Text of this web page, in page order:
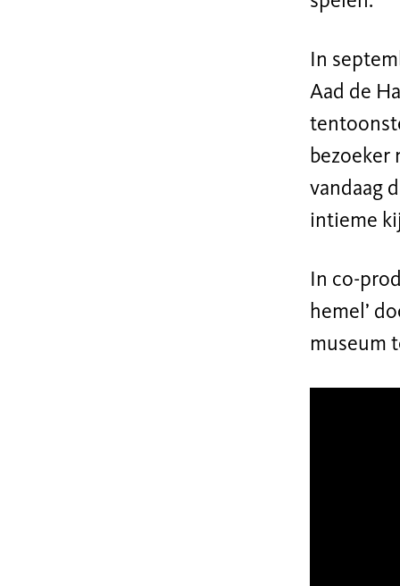
In
Aad de
bezoeker
vandaag
intieme
In co-
hemel’
museum